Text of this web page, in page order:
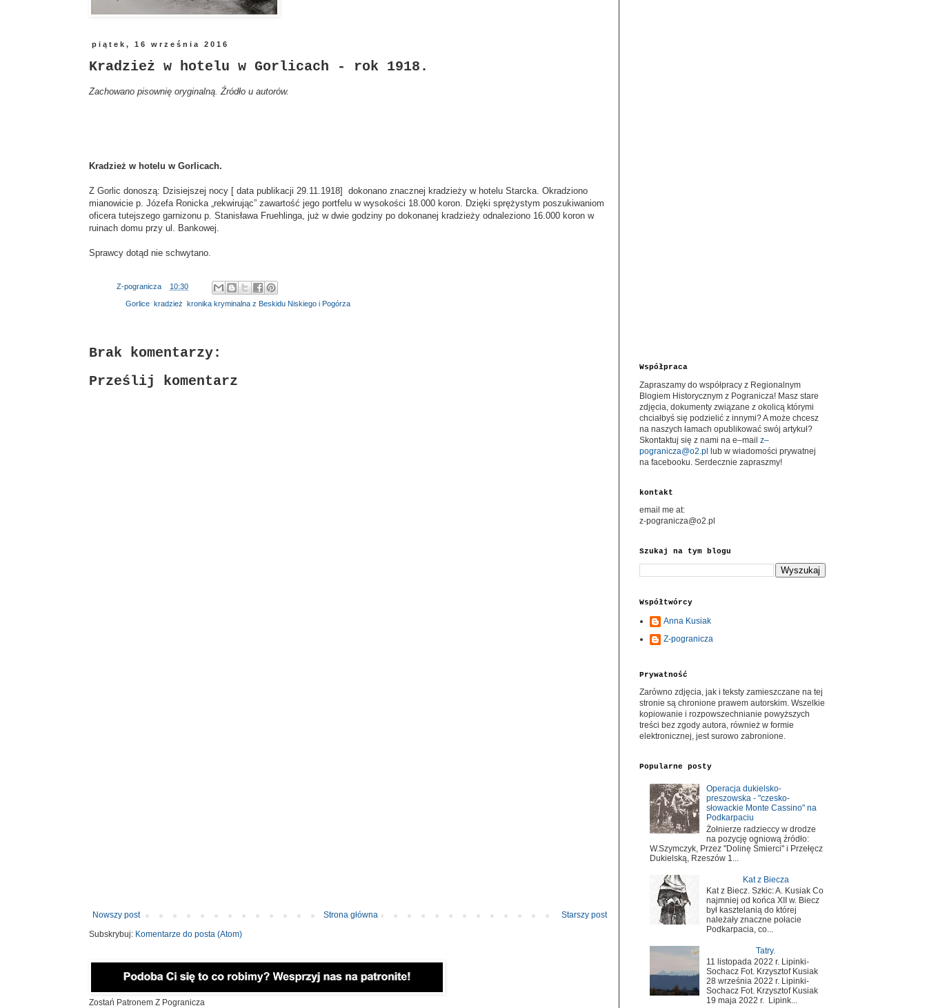
piątek, 16 września 2016
Kradzież w hotelu w Gorlicach - rok 1918.
Zachowano pisownię oryginalną. Źródło u autorów.
Kradzież w hotelu w Gorlicach.
Z Gorlic donoszą: Dzisiejszej nocy [ data publikacji 29.11.1918] dokonano znacznej kradzieży w hotelu Starcka. Okradziono
mianowicie p. Józefa Ronicka „rekwirując” zawartość jego portfelu w wysokości 18.000 koron. Dzięki sprężystym poszukiwaniom
oficera tutejszego garnizonu p. Stanisława Fruehlinga, już w dwie godziny po dokonanej kradzieży odnaleziono 16.000 koron w
ruinach domu przy ul. Bankowej.
Sprawcy dotąd nie schwytano.
Z-pogranicza 10:30
Gorlice kradzież kronika kryminalna z Beskidu Niskiego i Pogórza
Brak komentarzy:
Prześlij komentarz
Nowszy post Starszy post
Strona główna
Subskrybuj: Komentarze do posta (Atom)
Zostań Patronem Z Pogranicza
Współpraca
Zapraszamy do współpracy z Regionalnym
Blogiem Historycznym z Pogranicza! Masz stare
zdjęcia, dokumenty związane z okolicą którymi
chciałbyś się podzielić z innymi? A może chcesz
na naszych łamach opublikować swój artykuł?
Skontaktuj się z nami na e–mail z–
pogranicza@o2.pl
lub w wiadomości prywatnej
na facebooku. Serdecznie zapraszmy!
kontakt
email me at:
z-pogranicza@o2.pl
Szukaj na tym blogu
Współtwórcy
Anna Kusiak
Z-pogranicza
Prywatność
Zarówno zdjęcia, jak i teksty zamieszczane na tej
stronie są chronione prawem autorskim. Wszelkie
kopiowanie i rozpowszechnianie powyższych
treści bez zgody autora, również w formie
elektronicznej, jest surowo zabronione.
Popularne posty
Operacja dukielsko-
preszowska - "czesko-
słowackie Monte Cassino" na
Podkarpaciu
Żołnierze radzieccy w drodze
na pozycję ogniową źródło:
W.Szymczyk, Przez "Dolinę Śmierci" i Przełęcz
Dukielską, Rzeszów 1...
Kat z Biecza
Kat z Biecz. Szkic: A. Kusiak Co
najmniej od końca XII w. Biecz
był kasztelanią do której
należały znaczne połacie
Podkarpacia, co...
Tatry.
11 listopada 2022 r. Lipinki-
Sochacz Fot. Krzysztof Kusiak
28 września 2022 r. Lipinki-
Sochacz Fot. Krzysztof Kusiak
19 maja 2022 r. Lipink...